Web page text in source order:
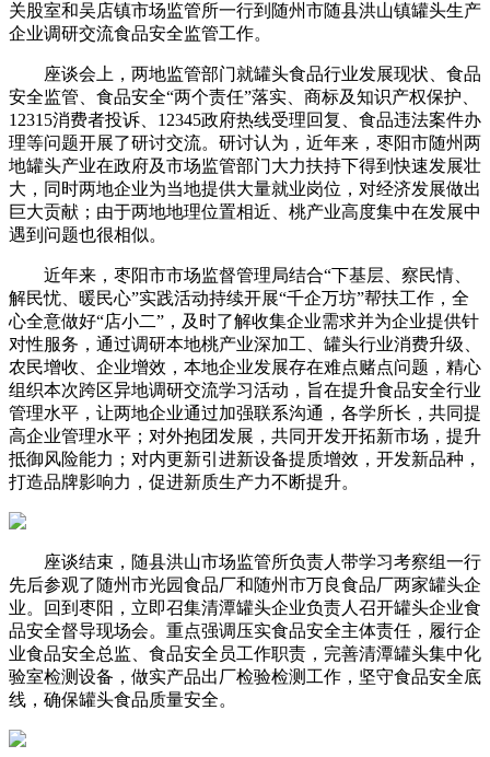
关股室和吴店镇市场监管所一行到随州市随县洪山镇罐头生产
企业调研交流食品安全监管工作。
座谈会上，两地监管部门就罐头食品行业发展现状、食品
安全监管、食品安全“两个责任”落实、商标及知识产权保护、
12315消费者投诉、12345政府热线受理回复、食品违法案件办
理等问题开展了研讨交流。研讨认为，近年来，枣阳市随州两
地罐头产业在政府及市场监管部门大力扶持下得到快速发展壮
大，同时两地企业为当地提供大量就业岗位，对经济发展做出
巨大贡献；由于两地地理位置相近、桃产业高度集中在发展中
遇到问题也很相似。
近年来，枣阳市市场监督管理局结合“下基层、察民情、
解民忧、暖民心”实践活动持续开展“千企万坊”帮扶工作，全
心全意做好“店小二”，及时了解收集企业需求并为企业提供针
对性服务，通过调研本地桃产业深加工、罐头行业消费升级、
农民增收、企业增效，本地企业发展存在难点赌点问题，精心
组织本次跨区异地调研交流学习活动，旨在提升食品安全行业
管理水平，让两地企业通过加强联系沟通，各学所长，共同提
高企业管理水平；对外抱团发展，共同开发开拓新市场，提升
抵御风险能力；对内更新引进新设备提质增效，开发新品种，
打造品牌影响力，促进新质生产力不断提升。
座谈结束，随县洪山市场监管所负责人带学习考察组一行
先后参观了随州市光园食品厂和随州市万良食品厂两家罐头企
业。回到枣阳，立即召集清潭罐头企业负责人召开罐头企业食
品安全督导现场会。重点强调压实食品安全主体责任，履行企
业食品安全总监、食品安全员工作职责，完善清潭罐头集中化
验室检测设备，做实产品出厂检验检测工作，坚守食品安全底
线，确保罐头食品质量安全。